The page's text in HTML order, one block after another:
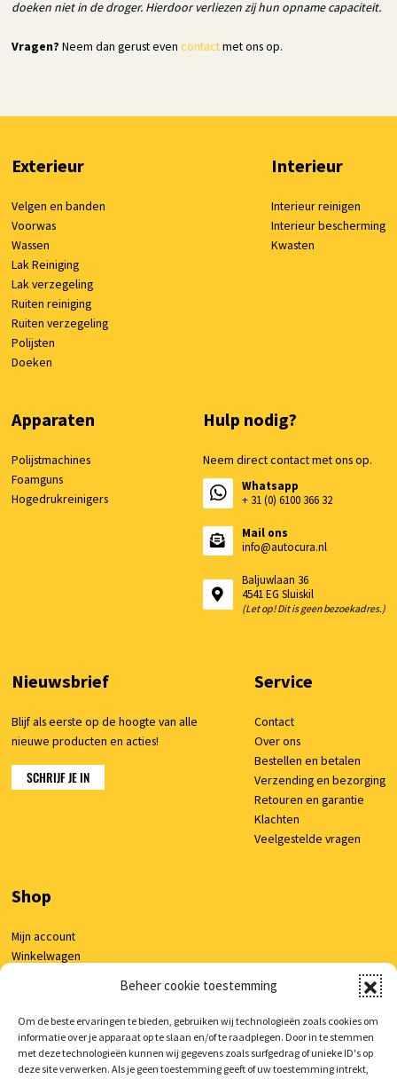
Beheer cookie toestemming
Om de beste ervaringen te bieden, gebruiken wij technologieën zoals cookies om
informatie over je apparaat op te slaan en/of te raadplegen. Door in te stemmen
met deze technologieën kunnen wij gegevens zoals surfgedrag of unieke ID's op
deze site verwerken. Als je geen toestemming geeft of uw toestemming intrekt,
doeken niet in de droger. Hierdoor verliezen zij hun opname capaciteit.
Vragen? Neem dan gerust evencontactmet ons op.
Exterieur
Velgen en banden
Voorwas
Wassen
Lak Reiniging
Lak verzegeling
Ruiten reiniging
Ruiten verzegeling
Polijsten
Doeken
Interieur
Interieur reinigen
Interieur bescherming
Kwasten
Apparaten
Polijstmachines
Foamguns
Hogedrukreinigers
Hulp nodig?
Neem direct contact met ons op.
Whatsapp
+ 31 (0) 6100 366 32
Mail ons
info@autocura.nl
Baljuwlaan 36
4541 EG Sluiskil
(Let op! Dit is geen bezoekadres.)
Nieuwsbrief
Blijf als eerste op de hoogte van alle
nieuwe producten en acties!
SCHRIJF JE IN
Service
Contact
Over ons
Bestellen en betalen
Verzending en bezorging
Retouren en garantie
Klachten
Veelgestelde vragen
Shop
Mijn account
Winkelwagen
© 2026 AutoCura / Privacy verklaring / Voorwaarden /
Cookie beleid
/
Realisatie:Searacon